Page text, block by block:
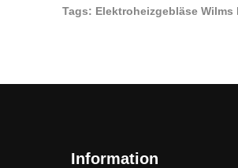
Tags: Elektroheizgebläse Wilms
Information